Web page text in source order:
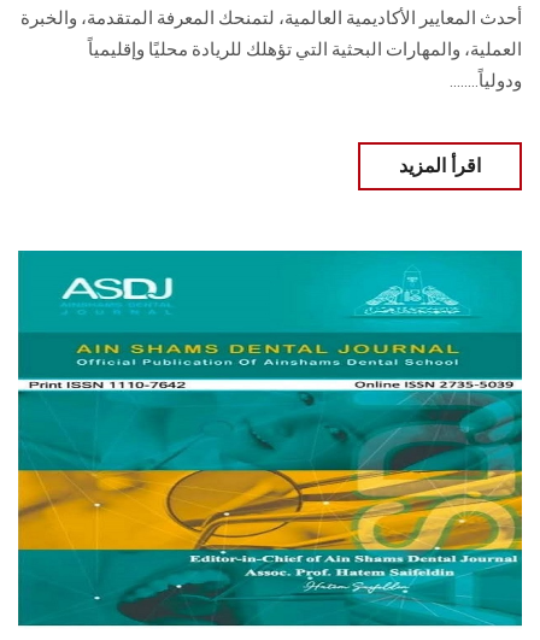
أحدث المعايير الأكاديمية العالمية، لتمنحك المعرفة المتقدمة، والخبرة
العملية، والمهارات البحثية التي تؤهلك للريادة محليًا وإقليمياً
ودولياً........
اقرأ المزيد